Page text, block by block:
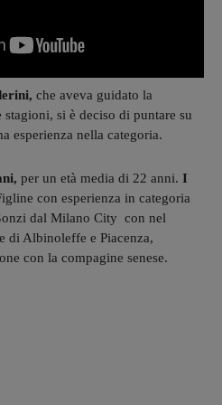
che aveva guidato la
si è deciso di puntare su
esperienza nella categoria.
per un età media di 22 anni. I
con esperienza in categoria
dal Milano City con nel
di Albinoleffe e Piacenza,
con la compagine senese.